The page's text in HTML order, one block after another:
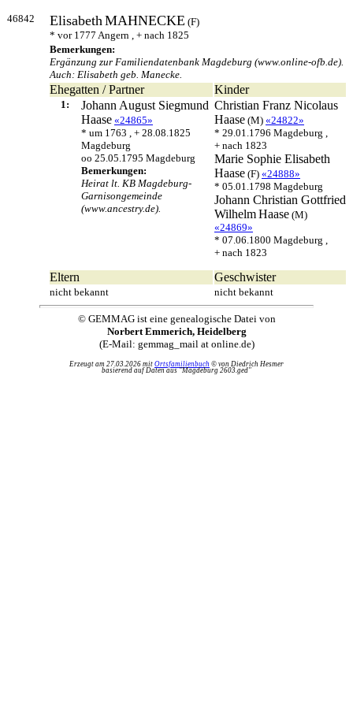
46842 ElisabethMAHNECKE (F)
* vor 1777 Angern , + nach 1825
Bemerkungen:
Ergänzung zur Familiendatenbank Magdeburg (www.online-ofb.de).
Auch: Elisabeth geb. Manecke.
Ehegatten / Partner Kinder
1:
Johann August Siegmund
Haase «24865»
* um 1763 , + 28.08.1825
Magdeburg
oo 25.05.1795 Magdeburg
Bemerkungen:
Heirat lt. KB Magdeburg-
Garnisongemeinde
(www.ancestry.de).
Christian Franz Nicolaus
Haase (M) «24822»
* 29.01.1796 Magdeburg ,
+ nach 1823
Marie Sophie Elisabeth
Haase (F) «24888»
* 05.01.1798 Magdeburg
Johann Christian Gottfried
WilhelmHaase (M)
«24869»
* 07.06.1800 Magdeburg ,
+ nach 1823
Eltern Geschwister
nicht bekannt nicht bekannt
© GEMMAG ist eine genealogische Datei von
Norbert Emmerich, Heidelberg
(E-Mail: gemmag_mail at online.de)
Erzeugt am 27.03.2026 mit Ortsfamilienbuch © von Diedrich Hesmer
basierend auf Daten aus "Magdeburg 2603.ged"